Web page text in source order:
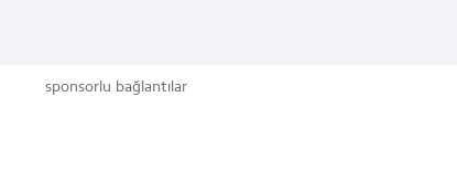
sponsorlu bağlantılar